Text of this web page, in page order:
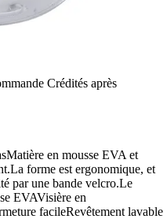
Crédités après
en mousse EVA et
forme est ergonomique, et
par une bande velcro.Le
EVAVisière en
facileRevêtement lavable